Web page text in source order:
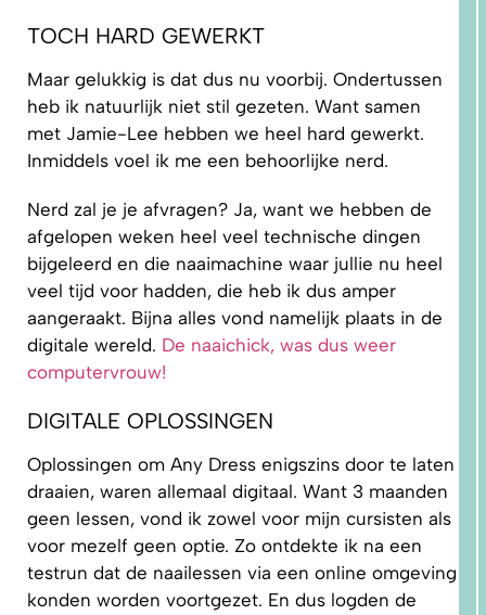
TOCH HARD GEWERKT
Maar gelukkig is dat dus nu voorbij. Ondertussen
heb ik natuurlijk niet stil gezeten. Want samen
met Jamie-Lee hebben we heel hard gewerkt.
Inmiddels voel ik me een behoorlijke nerd.
Nerd zal je je afvragen? Ja, want we hebben de
afgelopen weken heel veel technische dingen
bijgeleerd en die naaimachine waar jullie nu heel
veel tijd voor hadden, die heb ik dus amper
aangeraakt. Bijna alles vond namelijk plaats in de
digitale wereld. De naaichick, was dus weer
computervrouw!
DIGITALE OPLOSSINGEN
Oplossingen om Any Dress enigszins door te laten
draaien, waren allemaal digitaal. Want 3 maanden
geen lessen, vond ik zowel voor mijn cursisten als
voor mezelf geen optie. Zo ontdekte ik na een
testrun dat de naailessen via een online omgeving
konden worden voortgezet. En dus logden de
NIKS
GOED?
DAT LIGT
NIET AAN
JOU!